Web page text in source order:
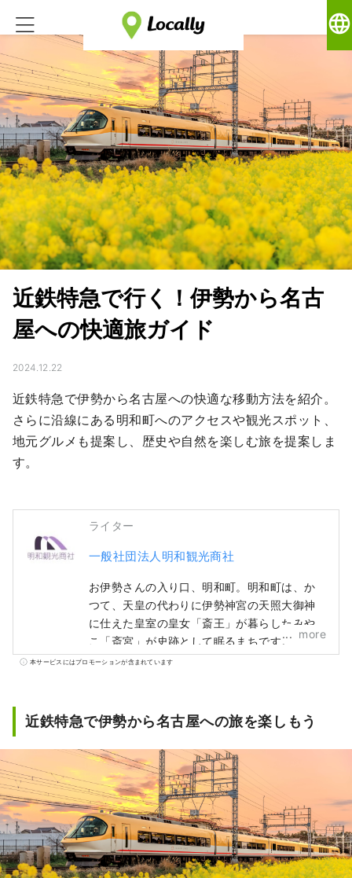
language
近鉄特急で行く！伊勢から名古
屋への快適旅ガイド
2024.12.22
近鉄特急で伊勢から名古屋への快適な移動方法を紹介。
さらに沿線にある明和町へのアクセスや観光スポット、
地元グルメも提案し、歴史や自然を楽しむ旅を提案しま
す。
ライター
一般社団法人明和観光商社
お伊勢さんの入り口、明和町。明和町は、か
つて、天皇の代わりに伊勢神宮の天照大御神
に仕えた皇室の皇女「斎王」が暮らしたみや
こ「斎宮」が史跡として眠るまちです。
more
本サービスにはプロモーションが含まれています
近鉄特急で伊勢から名古屋への旅を楽しもう